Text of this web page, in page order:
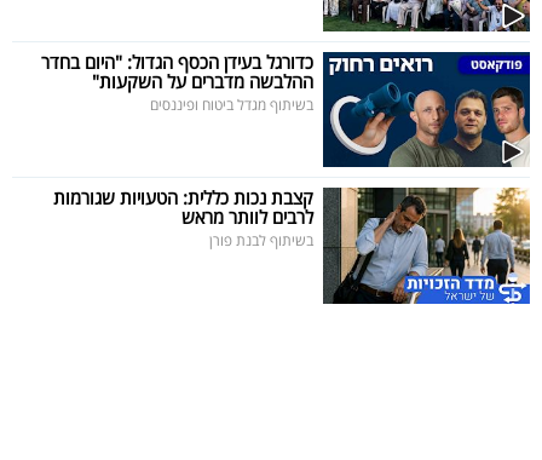
פרסמו
באייס
עקבו
אחרינו:
כדורגל בעידן הכסף הגדול: "היום בחדר
ההלבשה מדברים על השקעות"
בשיתוף מגדל ביטוח ופיננסים
קצבת נכות כללית: הטעויות שגורמות
לרבים לוותר מראש
בשיתוף לבנת פורן